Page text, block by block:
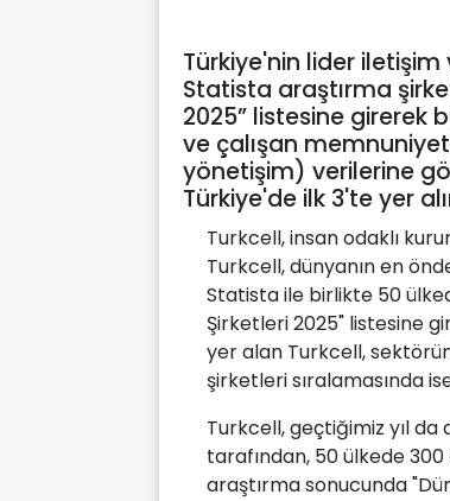
Türkiye'nin lider iletişim
Statista araştırma
2025” listesine girerek
ve çalışan
yönetişim) verilerine
Türkiye'de ilk 3'te yer
Turkcell, insan odaklı
Turkcell, dünyanın en
Statista ile birlikte 50
Şirketleri 2025" listesine
yer alan Turkcell,
şirketleri sıralamasında
Turkcell, geçtiğimiz yıl da
tarafından, 50 ülkede 300
araştırma sonucunda